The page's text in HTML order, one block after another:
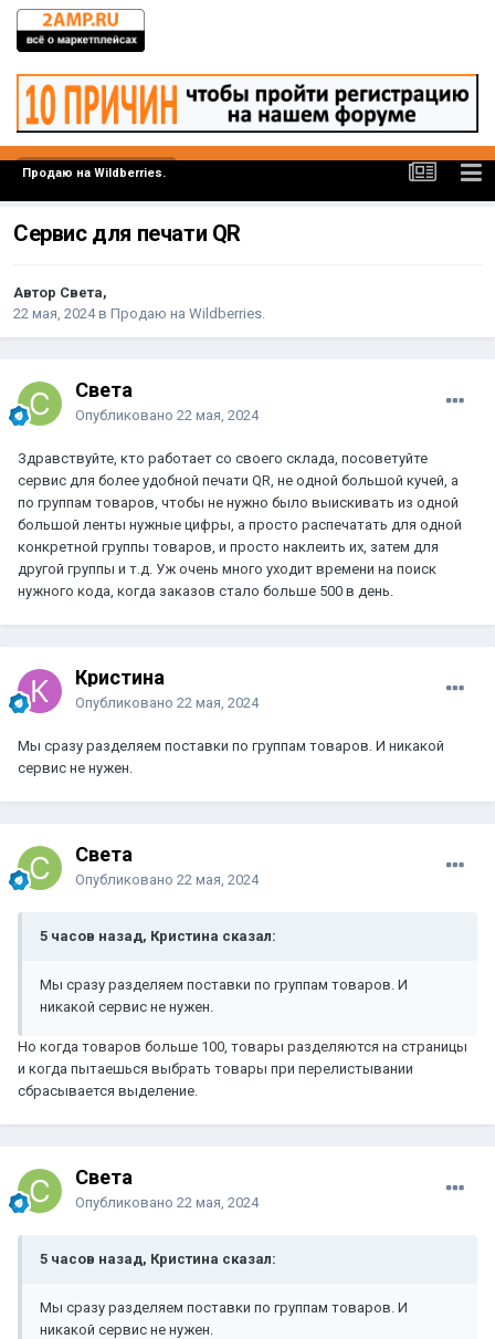
Продаю на Wildberries.
Сервис для печати QR
Автор Света,
22 мая, 2024в Продаю на Wildberries.
Света
Опубликовано 22 мая, 2024
Здравствуйте, кто работает со своего склада, посоветуйте
сервис для более удобной печати QR, не одной большой кучей, а
по группам товаров, чтобы не нужно было выискивать из одной
большой ленты нужные цифры, а просто распечатать для одной
конкретной группы товаров, и просто наклеить их, затем для
другой группы и т.д. Уж очень много уходит времени на поиск
нужного кода, когда заказов стало больше 500 в день.
Кристина
Опубликовано 22 мая, 2024
Мы сразу разделяем поставки по группам товаров. И никакой
сервис не нужен.
Света
Опубликовано 22 мая, 2024
5 часов назад, Кристина сказал:
Мы сразу разделяем поставки по группам товаров. И
никакой сервис не нужен.
Но когда товаров больше 100, товары разделяются на страницы
и когда пытаешься выбрать товары при перелистывании
сбрасывается выделение.
Света
Опубликовано 22 мая, 2024
5 часов назад, Кристина сказал:
Мы сразу разделяем поставки по группам товаров. И
никакой сервис не нужен.